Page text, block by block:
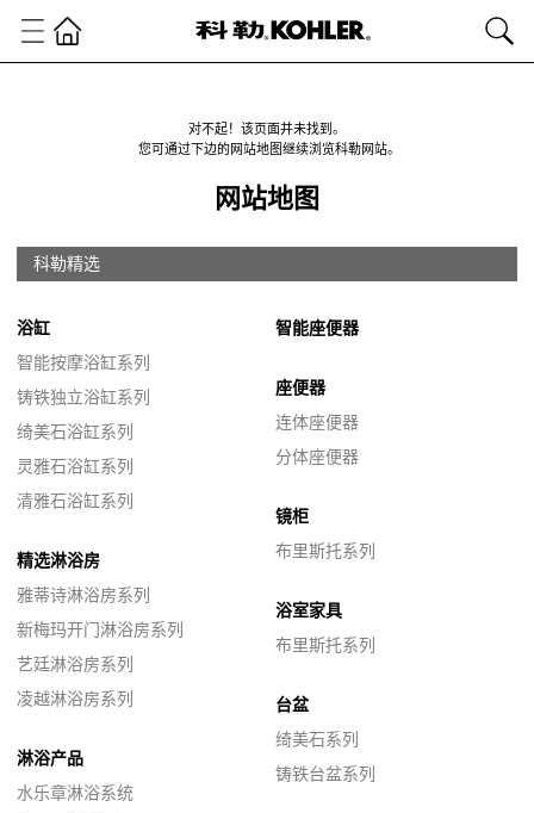
对不起！该页面并未找到。
您可通过下边的网站地图继续浏览科勒网站。
网站地图
科勒精选
浴缸
智能按摩浴缸系列
铸铁独立浴缸系列
绮美石浴缸系列
灵雅石浴缸系列
清雅石浴缸系列
精选淋浴房
雅蒂诗淋浴房系列
新梅玛开门淋浴房系列
艺廷淋浴房系列
凌越淋浴房系列
淋浴产品
水乐章淋浴系统
智能座便器
座便器
连体座便器
分体座便器
镜柜
布里斯托系列
浴室家具
布里斯托系列
台盆
绮美石系列
铸铁台盆系列